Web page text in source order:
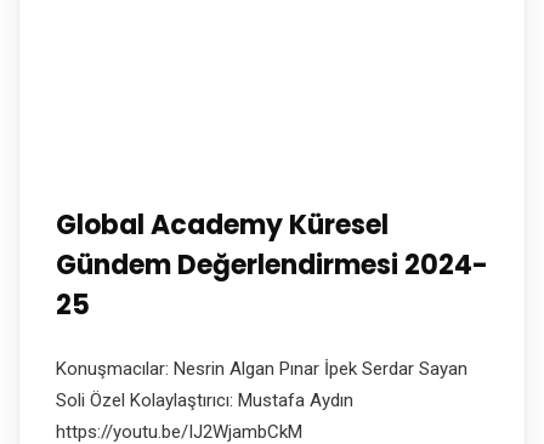
Global Academy Küresel
Gündem Değerlendirmesi 2024-
25
Konuşmacılar: Nesrin Algan Pınar İpek Serdar Sayan
Soli Özel Kolaylaştırıcı: Mustafa Aydın
https://youtu.be/IJ2WjambCkM